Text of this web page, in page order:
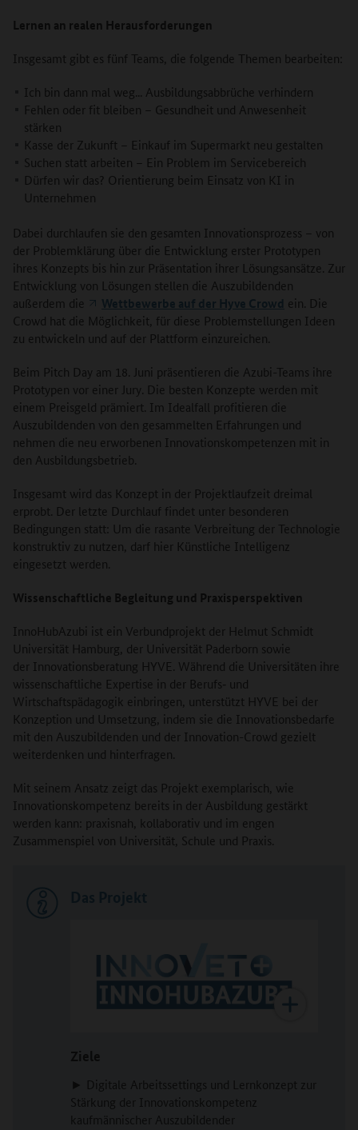
Lernen an realen Herausforderungen
Insgesamt gibt es fünf Teams, die folgende Themen bearbeiten:
Ich bin dann mal weg... Ausbildungsabbrüche verhindern
Fehlen oder fit bleiben – Gesundheit und Anwesenheit
stärken
Kasse der Zukunft – Einkauf im Supermarkt neu gestalten
Suchen statt arbeiten – Ein Problem im Servicebereich
Dürfen wir das? Orientierung beim Einsatz von KI in
Unternehmen
Dabei durchlaufen sie den gesamten Innovationsprozess – von
der Problemklärung über die Entwicklung erster Prototypen
ihres Konzepts bis hin zur Präsentation ihrer Lösungsansätze. Zur
Entwicklung von Lösungen stellen die Auszubildenden
außerdem die
Wettbewerbe auf der Hyve Crowd ein. Die
Crowd hat die Möglichkeit, für diese Problemstellungen Ideen
zu entwickeln und auf der Plattform einzureichen.
Beim Pitch Day am 18. Juni präsentieren die Azubi-Teams ihre
Prototypen vor einer Jury. Die besten Konzepte werden mit
einem Preisgeld prämiert. Im Idealfall profitieren die
Auszubildenden von den gesammelten Erfahrungen und
nehmen die neu erworbenen Innovationskompetenzen mit in
den Ausbildungsbetrieb.
Insgesamt wird das Konzept in der Projektlaufzeit dreimal
erprobt. Der letzte Durchlauf findet unter besonderen
Bedingungen statt: Um die rasante Verbreitung der Technologie
konstruktiv zu nutzen, darf hier Künstliche Intelligenz
eingesetzt werden.
Wissenschaftliche Begleitung und Praxisperspektiven
InnoHubAzubi ist ein Verbundprojekt der Helmut Schmidt
Universität Hamburg, der Universität Paderborn sowie
der Innovationsberatung HYVE. Während die Universitäten ihre
wissenschaftliche Expertise in der Berufs‑ und
Wirtschaftspädagogik einbringen, unterstützt HYVE bei der
Konzeption und Umsetzung, indem sie die Innovationsbedarfe
mit den Auszubildenden und der Innovation-Crowd gezielt
weiterdenken und hinterfragen.
Mit seinem Ansatz zeigt das Projekt exemplarisch, wie
Innovationskompetenz bereits in der Ausbildung gestärkt
werden kann: praxisnah, kollaborativ und im engen
Zusammenspiel von Universität, Schule und Praxis.
Ziele
► Digitale Arbeitssettings und Lernkonzept zur
Stärkung der Innovationskompetenz
kaufmännischer Auszubildender